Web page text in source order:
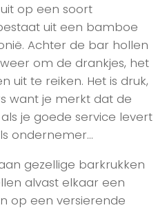
op een soort
uit een bamboe
Achter de bar hollen
om de drankjes, het
uit te reiken. Het is druk,
want je merkt dat de
je goede service levert
ondernemer…
gezellige barkrukken
alvast elkaar een
op een versierende